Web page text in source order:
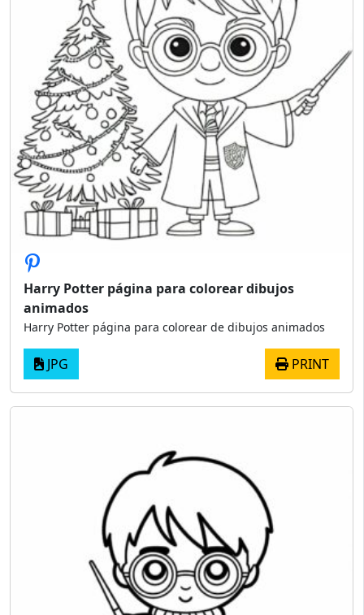
Harry Potter página para colorear dibujos
animados
Harry Potter página para colorear de dibujos animados
JPG PRINT